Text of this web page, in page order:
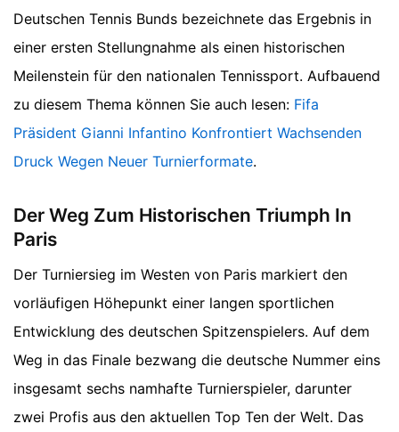
Deutschen Tennis Bunds bezeichnete das Ergebnis in
einer ersten Stellungnahme als einen historischen
Meilenstein für den nationalen Tennissport. Aufbauend
zu diesem Thema können Sie auch lesen: Fifa
Präsident Gianni Infantino Konfrontiert Wachsenden
Druck Wegen Neuer Turnierformate.
Der Weg Zum Historischen Triumph In
Paris
Der Turniersieg im Westen von Paris markiert den
vorläufigen Höhepunkt einer langen sportlichen
Entwicklung des deutschen Spitzenspielers. Auf dem
Weg in das Finale bezwang die deutsche Nummer eins
insgesamt sechs namhafte Turnierspieler, darunter
zwei Profis aus den aktuellen Top Ten der Welt. Das